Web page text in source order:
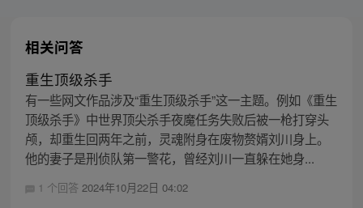
相关问答
重生顶级杀手
有一些网文作品涉及“重生顶级杀手”这一主题。例如《重生
顶级杀手》中世界顶尖杀手夜魔任务失败后被一枪打穿头
颅，却重生回两年之前，灵魂附身在废物赘婿刘川身上。
他的妻子是刑侦队第一警花，曾经刘川一直躲在她身...
1 个回答 2024年10月22日 04:02